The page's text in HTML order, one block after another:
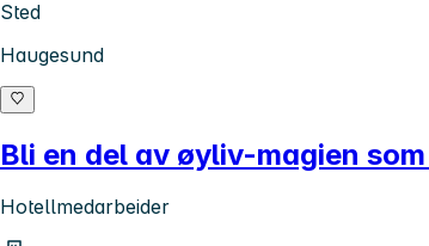
Sted
Haugesund
Bli en del av øyliv-magien
Hotellmedarbeider